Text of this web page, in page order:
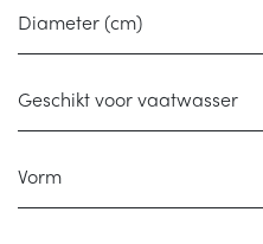
Diameter (cm)
Geschikt voor vaatwasser
Vorm